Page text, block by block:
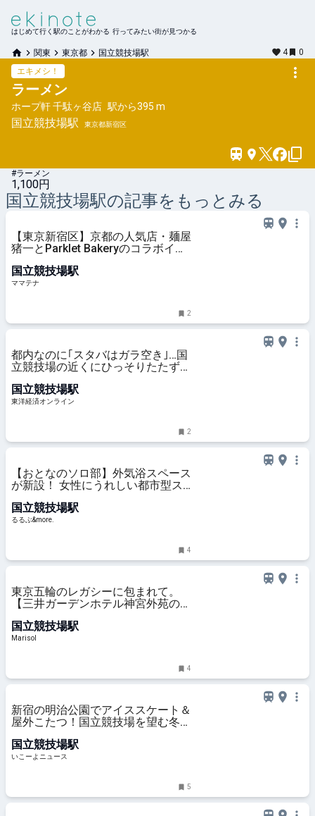
はじめて行く駅のことがわかる 行ってみたい街が見つかる
関東 東京都 国立競技場駅 4
0
エキメシ！
ラーメン
ホープ軒 千駄ヶ谷店 駅から395 m
国立競技場駅 東京都新宿区
#ラーメン
1,100円
国立競技場駅の記事をもっとみる
【東京新宿区】京都の人気店・麺屋
猪一とParklet Bakeryのコラボイベ
国立競技場駅
ママテナ
2
都内なのに｢スタバはガラ空き｣…国
立競技場の近くにひっそりたたずむ
られざる魅力"
国立競技場駅
東洋経済オンライン
2
【おとなのソロ部】外気浴スペース
が新設！ 女性にうれしい都市型ス
ご褒美リセット｜るるぶ&more.
国立競技場駅
るるぶ&more.
4
東京五輪のレガシーに包まれて。
【三井ガーデンホテル神宮外苑の杜
国立競技場駅
Marisol
4
新宿の明治公園でアイススケート＆
屋外こたつ！国立競技場を望む冬の
国立競技場駅
いこーよニュース
5